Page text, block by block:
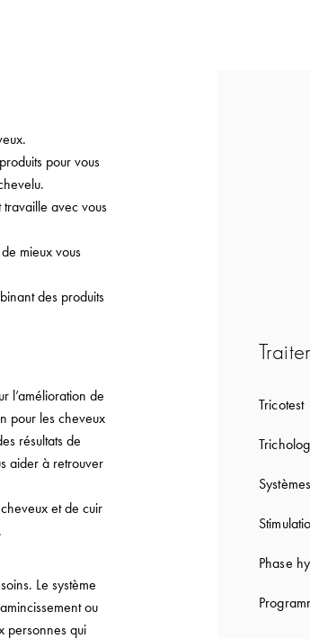
pour vous
travaille avec vous
mieux vous
des produits
l’amélioration de
pour les cheveux
résultats de
aider à retrouver
et de cuir
Le système
ou
personnes qui
Tricotest
Phase